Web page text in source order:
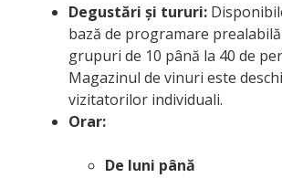
Degustări și tururi:
bază de programare
grupuri de 10 până la 40 de
Magazinul de vinuri este
vizitatorilor individuali.
Orar:
De luni până